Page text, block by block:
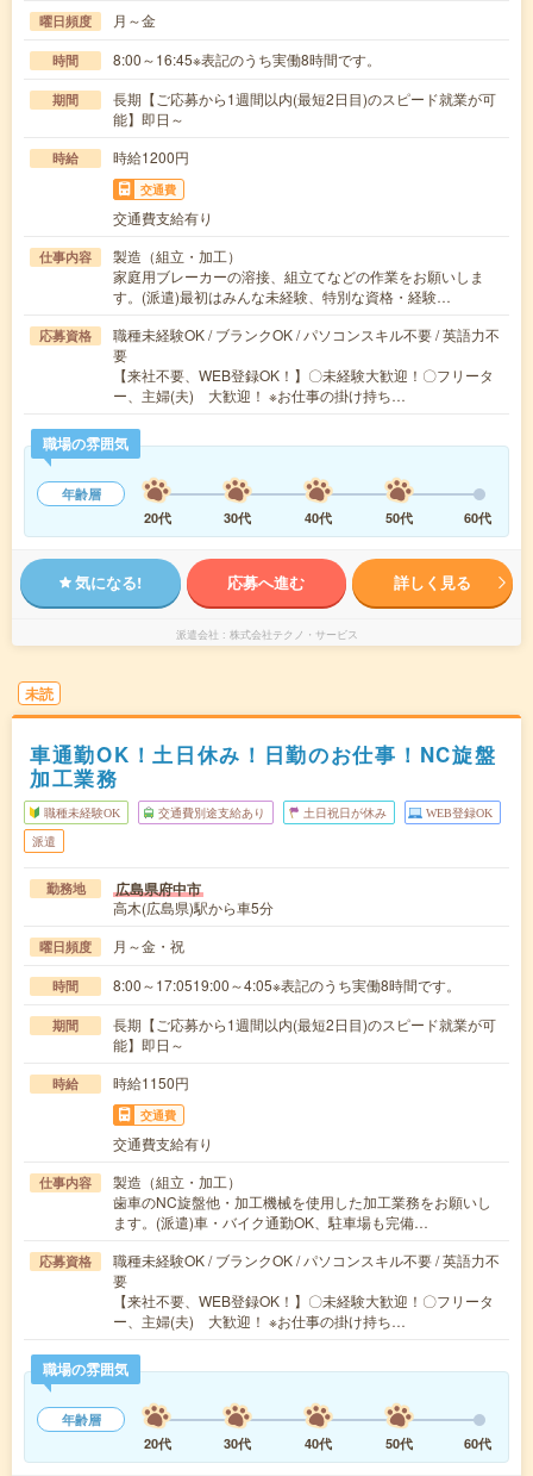
曜日頻度 月～金
時間 8:00～16:45※表記のうち実働8時間です。
期間
長期【ご応募から1週間以内(最短2日目)のスピード就業が可
能】即日～
時給 時給1200円
交通費
交通費支給有り
仕事内容
製造（組立・加工）
家庭用ブレーカーの溶接、組立てなどの作業をお願いしま
す。(派遣)最初はみんな未経験、特別な資格・経験…
応募資格
職種未経験OK / ブランクOK / パソコンスキル不要 / 英語力不
要
【来社不要、WEB登録OK！】〇未経験大歓迎！〇フリータ
ー、主婦(夫) 大歓迎！ ※お仕事の掛け持ち…
職場の雰囲気
年齢層
20代
30代 40代 50代 60代
気になる! 応募へ進む 詳しく見る
派遣会社 株式会社テクノ・サービス
未読
車通勤OK！土日休み！日勤のお仕事！NC旋盤
加工業務
職種未経験OK 交通費別途支給あり 土日祝日が休み WEB登録OK
派遣
勤務地 広島県府中市
高木(広島県)駅から車5分
曜日頻度 月～金・祝
時間 8:00～17:0519:00～4:05※表記のうち実働8時間です。
期間
長期【ご応募から1週間以内(最短2日目)のスピード就業が可
能】即日～
時給 時給1150円
交通費
交通費支給有り
仕事内容
製造（組立・加工）
歯車のNC旋盤他・加工機械を使用した加工業務をお願いし
ます。(派遣)車・バイク通勤OK、駐車場も完備…
応募資格
職種未経験OK / ブランクOK / パソコンスキル不要 / 英語力不
要
【来社不要、WEB登録OK！】〇未経験大歓迎！〇フリータ
ー、主婦(夫) 大歓迎！ ※お仕事の掛け持ち…
職場の雰囲気
年齢層
20代
30代 40代 50代 60代